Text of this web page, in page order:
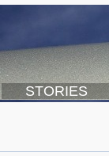
STORIES